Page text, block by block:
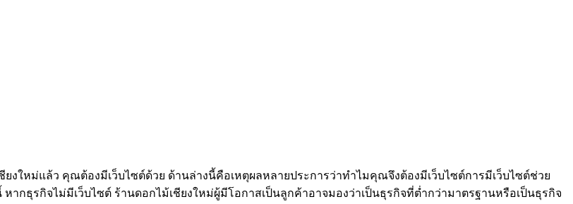
งใหม่แล้ว คุณต้องมีเว็บไซต์ด้วย ด้านล่างนี้คือเหตุผลหลายประการว่าทำไมคุณจึงต้องมีเว็บไซต์การมีเว็บไซต์ช่วย
ธุรกิจไม่มีเว็บไซต์ ร้านดอกไม้เชียงใหม่ผู้มีโอกาสเป็นลูกค้าอาจมองว่าเป็นธุรกิจที่ต่ำกว่ามาตรฐานหรือเป็นธุรกิจ